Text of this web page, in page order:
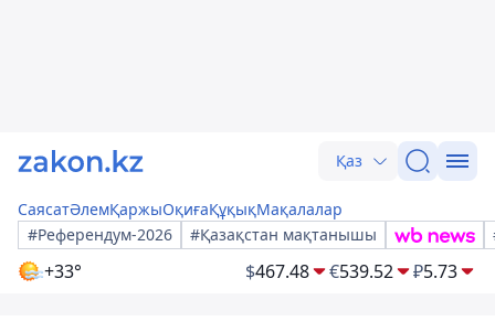
Қаз
СаясатӘлемҚаржыОқиғаҚұқықМақалалар
#Референдум-2026
#Қазақстан мақтанышы
+33° $467.48 €539.52 ₽5.73